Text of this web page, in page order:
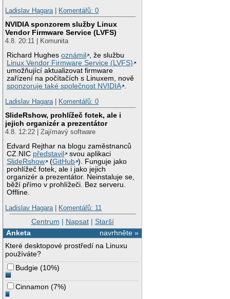
Ladislav Hagara| Komentářů: 0
NVIDIA sponzorem služby Linux
Vendor Firmware Service (LVFS)
4.8. 20:11 | Komunita
Richard Hughesoznámil
, že službu
Linux Vendor Firmware Service (LVFS)
umožňující aktualizovat firmware
zařízení na počítačích s Linuxem, nově
sponzoruje také společnost NVIDIA .
Ladislav Hagara| Komentářů: 0
SlideRshow, prohlížeč fotek, ale i
jejich organizér a prezentátor
4.8. 12:22 | Zajímavý software
Edvard Rejthar na blogu zaměstnanců
CZ.NIC představil
svou aplikaci
SlideRshow
(GitHub ). Funguje jako
prohlížeč fotek, ale i jako jejich
organizér a prezentátor. Neinstaluje se,
běží přímo v prohlížeči. Bez serveru.
Offline.
Ladislav Hagara| Komentářů: 11
Centrum | Napsat| Starší
navrhněte »
Anketa
Které desktopové prostředí na Linuxu
používáte?
Budgie (10%)
Cinnamon (7%)